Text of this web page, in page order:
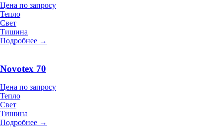
Цена по запросу
Тепло
Свет
Тишина
Подробнее →
Novotex 70
Цена по запросу
Тепло
Свет
Тишина
Подробнее →